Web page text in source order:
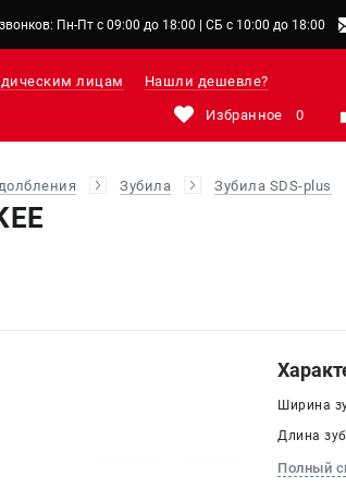
Пн-Пт с 09:00 до 18:00 | СБ с 10:00 до 18:00
лицам Нашли дешевле?
Избранное 0
Зубила Зубила SDS-plus
Ширина
Длина
Полный